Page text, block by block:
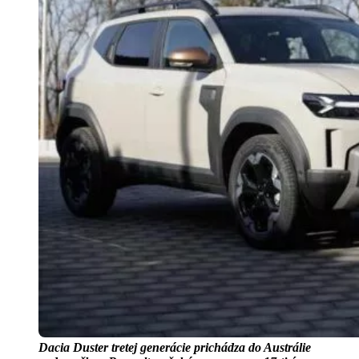
Dacia Duster tretej generácie prichádza do Austrálie